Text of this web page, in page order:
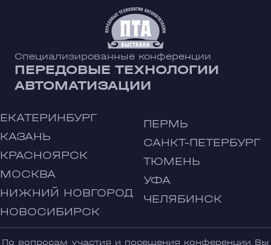
Специализированные конференции
ПЕРЕДОВЫЕ ТЕХНОЛОГИИ
АВТОМАТИЗАЦИИ
ЕКАТЕРИНБУРГ
КАЗАНЬ
КРАСНОЯРСК
МОСКВА
НИЖНИЙ НОВГОРОД
НОВОСИБИРСК
ПЕРМЬ
САНКТ-ПЕТЕРБУРГ
ТЮМЕНЬ
УФА
ЧЕЛЯБИНСК
По вопросам участия и посещения конференции Вы